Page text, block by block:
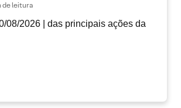
de leitura
08/2026 | das principais ações da